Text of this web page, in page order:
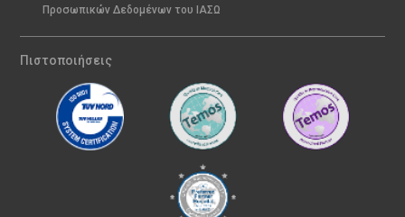
Προσωπικών Δεδομένων του ΙΑΣΩ
Πιστοποιήσεις